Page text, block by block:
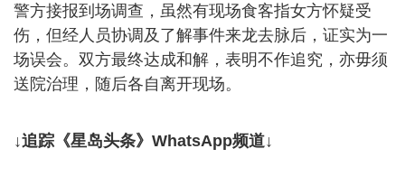
警方接报到场调查，虽然有现场食客指女方怀疑受
伤，但经人员协调及了解事件来龙去脉后，证实为一
场误会。双方最终达成和解，表明不作追究，亦毋须
送院治理，随后各自离开现场。
↓追踪《星岛头条》WhatsApp频道↓